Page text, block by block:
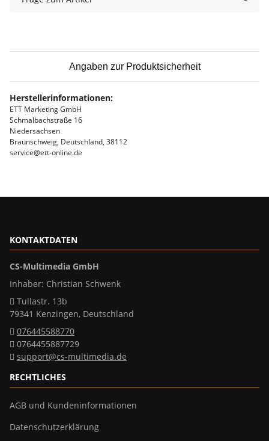
Angaben zur Produktsicherheit
Herstellerinformationen:
ETT Marketing GmbH
Schmalbachstraße 16
Niedersachsen
Braunschweig, Deutschland, 38112
service@ett-online.de
KONTAKTDATEN
CS-Multimedia GmbH
Inhaber: Christian Schwenk
Tullastr. 13b
79341 Kenzingen, Deutschland
076445588770
0764455887729
support@cs-multimedia.de
RECHTLICHES
AGB und Kundeninformationen
Datenschutzerklärung